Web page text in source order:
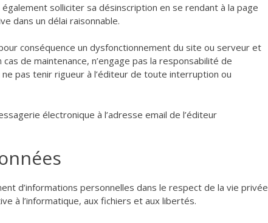
solliciter sa désinscription en se rendant à la page
dans un délai raisonnable.
conséquence un dysfonctionnement du site ou serveur et
de maintenance, n’engage pas la responsabilité de
pas tenir rigueur à l’éditeur de toute interruption ou
électronique à l’adresse email de l’éditeur
d’informations personnelles dans le respect de la vie privée
à l’informatique, aux fichiers et aux libertés.